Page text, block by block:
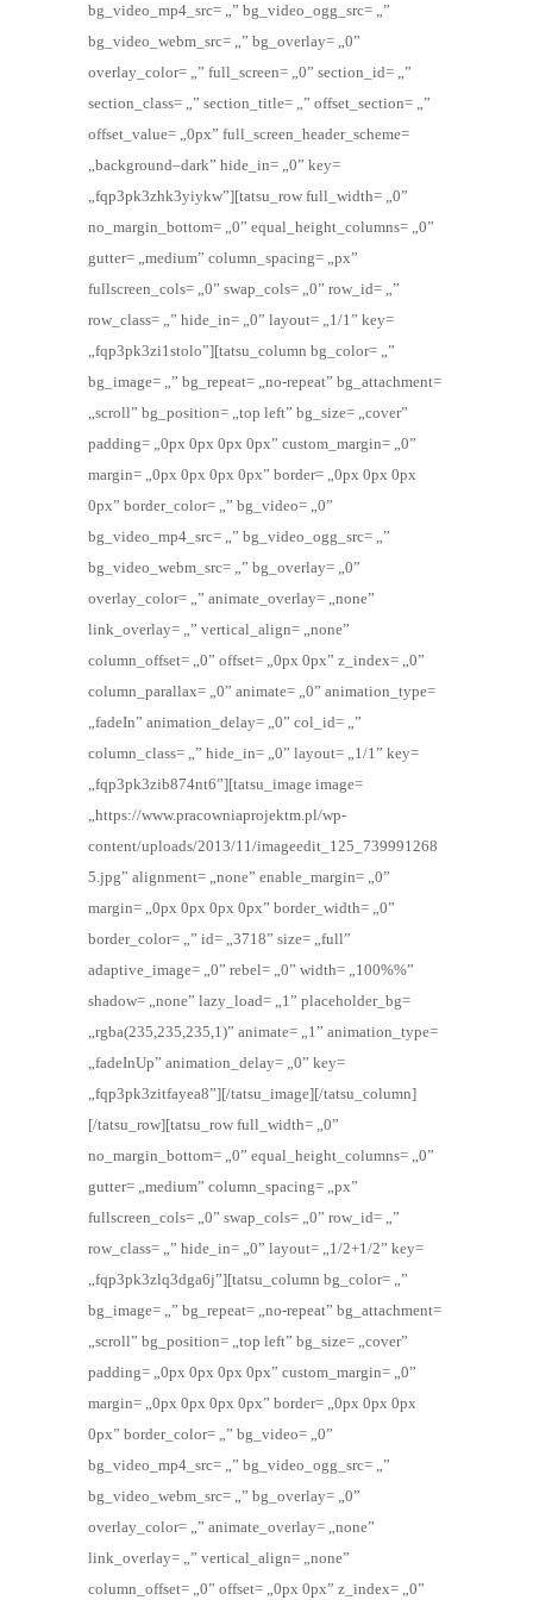
bg_video_mp4_src= „” bg_video_ogg_src= „”
bg_video_webm_src= „” bg_overlay= „0”
overlay_color= „” full_screen= „0” section_id= „”
section_class= „” section_title= „” offset_section= „”
offset_value= „0px” full_screen_header_scheme=
„background–dark” hide_in= „0” key=
„fqp3pk3zhk3yiykw”][tatsu_row full_width= „0”
no_margin_bottom= „0” equal_height_columns= „0”
gutter= „medium” column_spacing= „px”
fullscreen_cols= „0” swap_cols= „0” row_id= „”
row_class= „” hide_in= „0” layout= „1/1” key=
„fqp3pk3zi1stolo”][tatsu_column bg_color= „”
bg_image= „” bg_repeat= „no-repeat” bg_attachment=
„scroll” bg_position= „top left” bg_size= „cover”
padding= „0px 0px 0px 0px” custom_margin= „0”
margin= „0px 0px 0px 0px” border= „0px 0px 0px
0px” border_color= „” bg_video= „0”
bg_video_mp4_src= „” bg_video_ogg_src= „”
bg_video_webm_src= „” bg_overlay= „0”
overlay_color= „” animate_overlay= „none”
link_overlay= „” vertical_align= „none”
column_offset= „0” offset= „0px 0px” z_index= „0”
column_parallax= „0” animate= „0” animation_type=
„fadeIn” animation_delay= „0” col_id= „”
column_class= „” hide_in= „0” layout= „1/1” key=
„fqp3pk3zib874nt6”][tatsu_image image=
„https://www.pracowniaprojektm.pl/wp-
content/uploads/2013/11/imageedit_125_739991268
5.jpg” alignment= „none” enable_margin= „0”
margin= „0px 0px 0px 0px” border_width= „0”
border_color= „” id= „3718” size= „full”
adaptive_image= „0” rebel= „0” width= „100%%”
shadow= „none” lazy_load= „1” placeholder_bg=
„rgba(235,235,235,1)” animate= „1” animation_type=
„fadeInUp” animation_delay= „0” key=
„fqp3pk3zitfayea8”][/tatsu_image][/tatsu_column]
[/tatsu_row][tatsu_row full_width= „0”
no_margin_bottom= „0” equal_height_columns= „0”
gutter= „medium” column_spacing= „px”
fullscreen_cols= „0” swap_cols= „0” row_id= „”
row_class= „” hide_in= „0” layout= „1/2+1/2” key=
„fqp3pk3zlq3dga6j”][tatsu_column bg_color= „”
bg_image= „” bg_repeat= „no-repeat” bg_attachment=
„scroll” bg_position= „top left” bg_size= „cover”
padding= „0px 0px 0px 0px” custom_margin= „0”
margin= „0px 0px 0px 0px” border= „0px 0px 0px
0px” border_color= „” bg_video= „0”
bg_video_mp4_src= „” bg_video_ogg_src= „”
bg_video_webm_src= „” bg_overlay= „0”
overlay_color= „” animate_overlay= „none”
link_overlay= „” vertical_align= „none”
column_offset= „0” offset= „0px 0px” z_index= „0”